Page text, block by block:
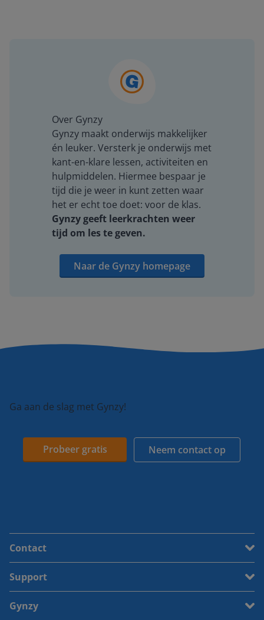
Over Gynzy
Gynzy maakt onderwijs makkelijker
én leuker. Versterk je onderwijs met
kant-en-klare lessen, activiteiten en
hulpmiddelen. Hiermee bespaar je
tijd die je weer in kunt zetten waar
het er echt toe doet: voor de klas.
Gynzy geeft leerkrachten weer
tijd om les te geven.
Naar de Gynzy homepage
Ga aan de slag met Gynzy!
Probeer gratis Neem contact op
Contact
Support
Gynzy